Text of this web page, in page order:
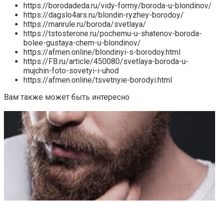
https://borodadeda.ru/vidy-formy/boroda-u-blondinov/
https://dagslo4ars.ru/blondin-ryzhey-borodoy/
https://manrule.ru/boroda/svetlaya/
https://tstosterone.ru/pochemu-u-shatenov-boroda-
bolee-gustaya-chem-u-blondinov/
https://afmen.online/blondinyi-s-borodoy.html
https://FB.ru/article/450080/svetlaya-boroda-u-
mujchin-foto-sovetyi-i-uhod
https://afmen.online/tsvetnyie-borodyi.html
Вам также может быть интересно
.